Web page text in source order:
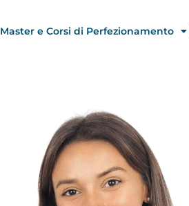
Master e Corsi di Perfezionamento